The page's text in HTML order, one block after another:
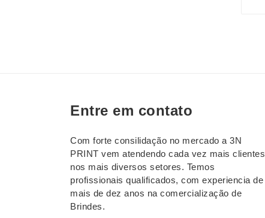
Entre em contato
Com forte consilidação no mercado a 3N
PRINT vem atendendo cada vez mais clientes
nos mais diversos setores. Temos
profissionais qualificados, com experiencia de
mais de dez anos na comercialização de
Brindes.